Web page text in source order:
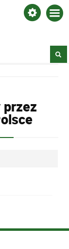
przez